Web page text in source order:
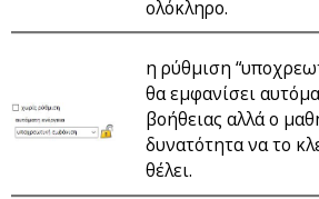
ολόκληρο.
η ρύθμιση
θα εμφανίσει
βοήθειας αλλά ο
δυνατότητα να το
θέλει.